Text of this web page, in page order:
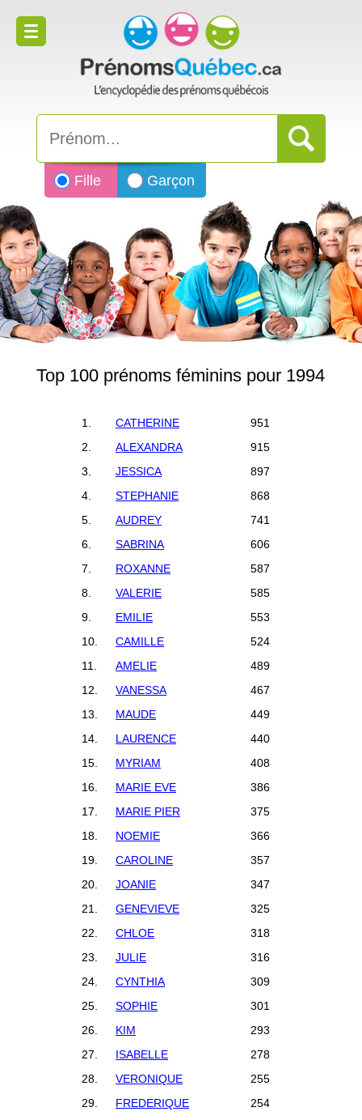
Fille Garçon
Top 100 prénoms féminins pour 1994
1. CATHERINE
951
2.
ALEXANDRA
915
3.
JESSICA
897
4.
STEPHANIE
868
5.
AUDREY
741
6.
SABRINA
606
7.
ROXANNE
587
8.
VALERIE
585
9.
EMILIE
553
10.
CAMILLE
524
11.
AMELIE
489
12.
VANESSA
467
13.
MAUDE
449
14.
LAURENCE
440
15.
MYRIAM
408
16.
MARIE EVE
386
17.
MARIE PIER
375
18.
NOEMIE
366
19.
CAROLINE
357
20.
JOANIE
347
21.
GENEVIEVE
325
22.
CHLOE
318
23.
JULIE
316
24.
CYNTHIA
309
25.
SOPHIE
301
26.
KIM
293
27.
ISABELLE
278
28.
VERONIQUE
255
29.
FREDERIQUE
254